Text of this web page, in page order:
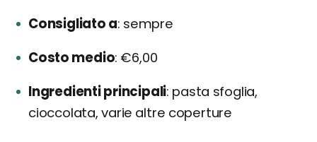
Consigliato a sempre
Costo medio €6,00
Ingredienti principali pasta sfoglia,
cioccolata, varie altre coperture